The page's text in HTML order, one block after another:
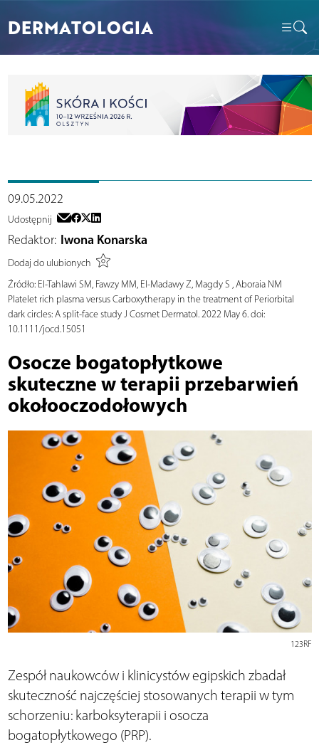
DERMATOLOGIA
09.05.2022
Udostępnij
Redaktor: Iwona Konarska
Dodaj do ulubionych
Źródło:El-Tahlawi SM, Fawzy MM, El-Madawy Z, Magdy S , Aboraia NM
Platelet rich plasma versus Carboxytherapy in the treatment of Periorbital
dark circles: A split-face study J Cosmet Dermatol. 2022 May 6. doi:
10.1111/jocd.15051
Osocze bogatopłytkowe
skuteczne w terapii przebarwień
okołooczodołowych
123RF
Zespół naukowców i klinicystów egipskich zbadał
skuteczność najczęściej stosowanych terapii w tym
schorzeniu: karboksyterapii i osocza
bogatopłytkowego (PRP).